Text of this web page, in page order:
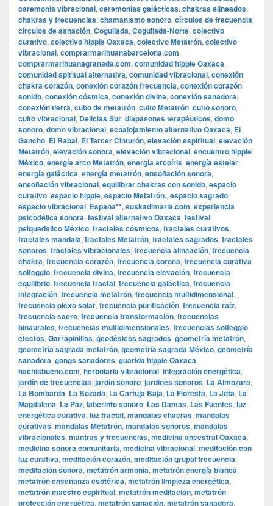
ceremonia vibracional, ceremonias galácticas, chakras alineados,
chakras y frecuencias, chamanismo sonoro, círculos de frecuencia,
círculos de sanación, Cogullada, Cogullada-Norte, colectivo
curativo, colectivo hippie Oaxaca, colectivo Metatrón, colectivo
vibracional, comprarmarihuanabarcelona.com,
comprarmarihuanagranada.com, comunidad hippie Oaxaca,
comunidad spiritual alternativa, comunidad vibracional, conexión
chakra corazón, conexión corazón frecuencia, conexión corazón
sonido, conexión cósmica, conexión divina, conexión sanadora,
conexión tierra, cubo de metatrón, culto Metatrón, culto sonoro,
culto vibracional, Delicias Sur, diapasones terapéuticos, domo
sonoro, domo vibracional, ecoalojamiento alternativo Oaxaca, El
Gancho, El Rabal, El Tercer Cinturón, elevación espiritual, elevación
Metatrón, elevación sonora, elevación vibracional, encuentro hippie
México, energía arco Metatrón, energía arcoíris, energía estelar,
energía galáctica, energía metatrón, ensoñación sonora,
ensoñación vibracional, equilibrar chakras con sonido, espacio
curativo, espacio hippie, espacio Metatrón., espacio sagrado,
espacio vibracional, España**, euskadimaria.com, experiencia
psicodélica sonora, festival alternativo Oaxaca, festival
psiquedelico México, fractales cósmicos, fractales curativos,
fractales mandala, fractales Metatrón, fractales sagrados, fractales
sonoros, fractales vibracionales, frecuencia alineación, frecuencia
chakra, frecuencia corazón, frecuencia corona, frecuencia curativa
solfeggio, frecuencia divina, frecuencia elevación, frecuencia
equilibrio, frecuencia fractal, frecuencia galáctica, frecuencia
integración, frecuencia metatrón, frecuencia multidimensional,
frecuencia plexo solar, frecuencia purificación, frecuencia raíz,
frecuencia sacro, frecuencia transformación, frecuencias
binaurales, frecuencias multidimensionales, frecuencias solfeggio
efectos, Garrapinillos, geodésicos sagrados, geometría metatrón,
geometría sagrada metatrón, geometría sagrada México, geometría
sanadora, gongs sanadores, guarida hippie Oaxaca,
hachisbueno.com, herbolaria vibracional, integración energética,
jardín de frecuencias, jardín sonoro, jardines sonoros, La Almozara,
La Bombarda, La Bozada, La Cartuja Baja, La Floresta, La Jota, La
Magdalena, La Paz, laberinto sonoro, Las Damas, Las Fuentes, luz
energética curativa, luz fractal, mandalas chacras, mandalas
curativas, mandalas Metatrón, mandalas sonoros, mandalas
vibracionales, mantras y frecuencias, medicina ancestral Oaxaca,
medicina sonora comunitaria, medicina vibracional, meditación con
luz curativa, meditación corazón, meditación grupal frecuencia,
meditación sonora, metatrón armonía, metatrón energía blanca,
metatrón enseñanza esotérica, metatrón limpieza energética,
metatrón maestro espiritual, metatrón meditación, metatrón
protección energética, metatrón sanación, metatrón sanadora,